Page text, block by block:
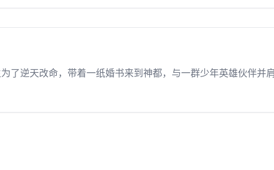
了逆天改命，带着一纸婚书来到神都，与一群少年英雄伙伴